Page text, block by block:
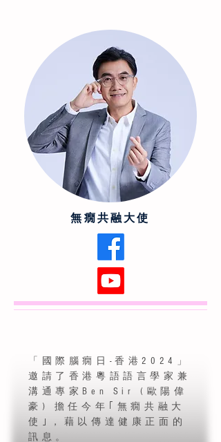
無癇共融大使
「國際腦癇日-香港2024」
邀請了香港粵語語言學家兼
溝通專家Ben Sir (歐陽偉
豪) 擔任今年｢無癇共融大
使｣，藉以傳達健康正面的
訊息。